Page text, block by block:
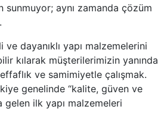
sunmuyor; aynı zamanda çözüm
ve dayanıklı yapı malzemelerini
kılarak müşterilerimizin yanında
ve samimiyetle çalışmak.
genelinde “kalite, güven ve
gelen ilk yapı malzemeleri